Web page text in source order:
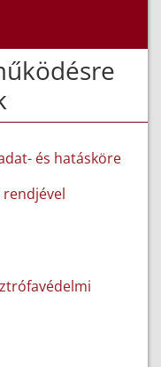
és hatásköre
rendjével